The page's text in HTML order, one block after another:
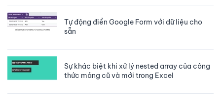
Tự động điền Google Form với dữ liệu cho
sẵn
Sự khác biệt khi xử lý nested array của công
thức mảng cũ và mới trong Excel